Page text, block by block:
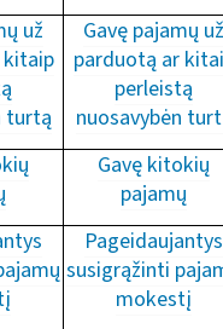
už
turtą
Gavę pajamų už
parduotą ar
perleistą
nuosavybėn
Gavę kitokių
pajamų
Pageidaujantys
susigrąžinti
mokestį